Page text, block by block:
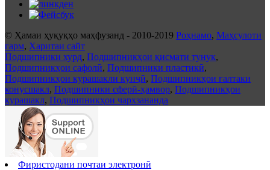
© Ҳамаи ҳуқуқҳо маҳфузанд - 2010-2019 Роҳнамо, Маҳсулоти
гарм, Харитаи сайт
Подшипники хурд, Подшипникҳои қисмати тунук,
Подшипникҳои сафолӣ, Подшипники пластикӣ,
Подшипникҳои курашакли кунҷӣ, Подшипникҳои ғалтаки
конусшакл, Подшипники сферӣ-ҳамвор, Подшипникҳои
курашакл, Подшипникҳои чархзананда
Фиристодани почтаи электронӣ